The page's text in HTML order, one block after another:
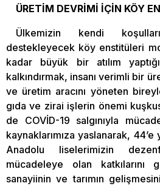
ÜRETİM DEVRİMİ İÇİN KÖY
Ülkemizin kendi
destekleyecek köy enstitüleri
kadar büyük bir atılım
kalkındırmak, insanı verimli bir
ve üretim aracını yöneten
gıda ve zirai işlerin önemi
de COVİD-19 salgınıyla
kaynaklarımıza yaslanarak,
Anadolu liselerimizin
mücadeleye olan katkılarını
sanayiinin ve tarımın